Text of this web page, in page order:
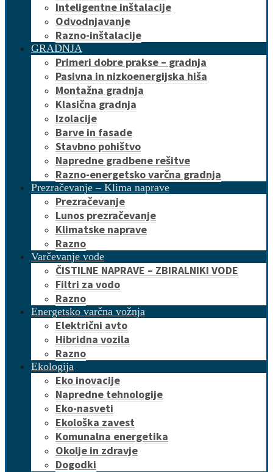
Inteligentne inštalacije
Odvodnjavanje
Razno-inštalacije
GRADNJA
Primeri dobre prakse – gradnja
Pasivna in nizkoenergijska hiša
Montažna gradnja
Klasična gradnja
Izolacije
Barve in fasade
Stavbno pohištvo
Napredne gradbene rešitve
Razno-energetsko varčna gradnja
Prezračevanje – Klima naprave
Prezračevanje
Lunos prezračevanje
Klimatske naprave
Razno
Varčevanje vode
ČISTILNE NAPRAVE – ZBIRALNIKI VODE
Filtri za vodo
Razno
Energetsko varčna vožnja
Električni avto
Hibridna vozila
Razno
Ekologija
Eko inovacije
Napredne tehnologije
Eko-nasveti
Ekološka zavest
Komunalna energetika
Okolje in zdravje
Dogodki